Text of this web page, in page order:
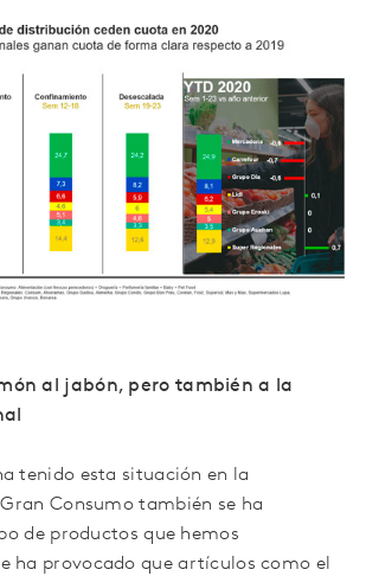
al jabón, pero también a la
tenido esta situación en la
Consumo también se ha
de productos que hemos
ha provocado que artículos como el